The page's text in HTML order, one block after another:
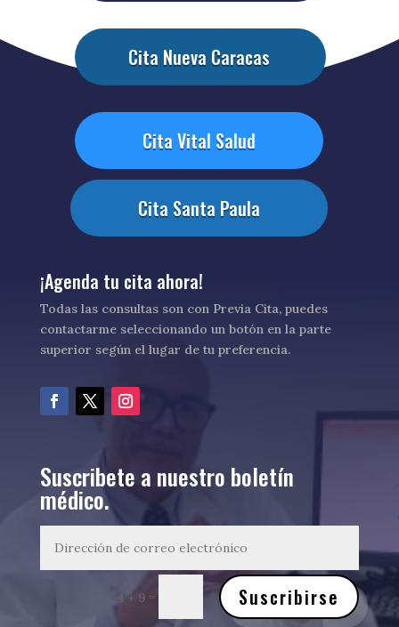
Cita Nueva Caracas
Cita Vital Salud
Cita Santa Paula
¡Agenda tu cita ahora!
Todas las consultas son con Previa Cita, puedes
contactarme seleccionando un botón en la parte
superior según el lugar de tu preferencia.
Suscribete a nuestro boletín
médico.
4 + 9 = Suscribirse